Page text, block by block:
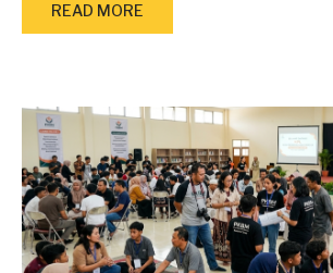
READ MORE